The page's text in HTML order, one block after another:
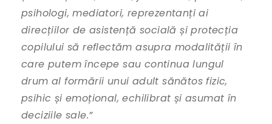
psihologi, mediatori, reprezentanți ai
direcțiilor de asistență socială și protecția
copilului să reflectăm asupra modalității în
care putem începe sau continua lungul
drum al formării unui adult sănătos fizic,
psihic și emoțional, echilibrat și asumat în
deciziile sale.”